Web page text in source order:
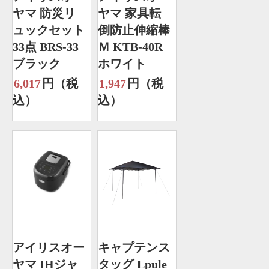
ヤマ 防災リ
ュックセット
33点 BRS-33
ブラック
6,017 円（税
込）
ヤマ 家具転
倒防止伸縮棒
Ｍ KTB-40R
ホワイト
1,947 円（税
込）
アイリスオー
ヤマ IHジャ
キャプテンス
タッグ Lpule